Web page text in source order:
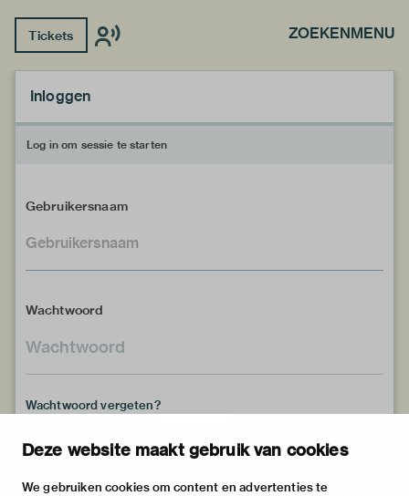
Deze website maakt gebruik van cookies
We gebruiken cookies om content en advertenties te
Tickets ZOEKENMENU
Inloggen
Log in om sessie te starten
Gebruikersnaam
Wachtwoord
Wachtwoord vergeten?